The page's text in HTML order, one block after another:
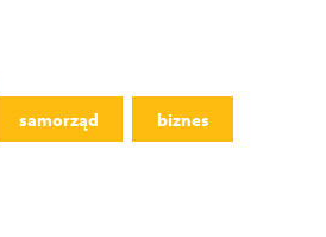
samorząd biznes